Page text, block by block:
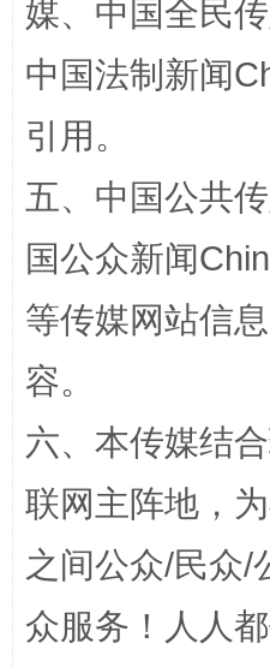
漫山遍野的桃花与雪山、麦
招工难、用工荒背
媒、中国全民
中国法制新闻
引用。
五、中国公共
国公众新闻
等传媒网站信
容。
六、本传媒结
联网主阵地，
之间公众/民众/
众服务！人人都